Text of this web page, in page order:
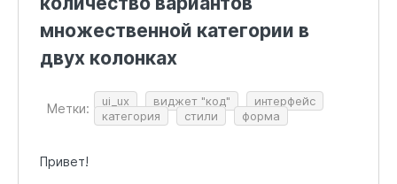
множественной категории в
двух колонках
Метки: ui_ux виджет "код"
интерфейс
категория
стили форма
Привет!